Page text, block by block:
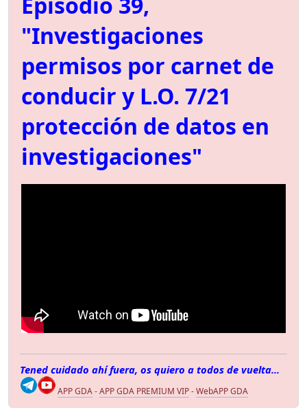
"Investigaciones
permisos por carnet de
conducir y L.O. 7/21
protección de datos en
investigaciones"
Tened cuidado ahí fuera, os quiero a todos de vuelta...
APP GDA-APP GDA PREMIUM VIP-WebAPP GDA